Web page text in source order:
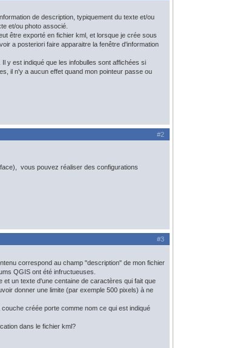
de description, typiquement du texte et/ou
et/ou photo associé.
être exporté en fichier kml, et lorsque je crée sous
a posteriori faire apparaitre la fenêtre d'information
y est indiqué que les infobulles sont affichées si
il n'y a aucun effet quand mon pointeur passe ou
#2
vous pouvez réaliser des configurations
#3
correspond au champ "description" de mon fichier
QGIS ont été infructueuses.
et un texte d'une centaine de caractères qui fait que
donner une limite (par exemple 500 pixels) à ne
créée porte comme nom ce qui est indiqué
dans le fichier kml?